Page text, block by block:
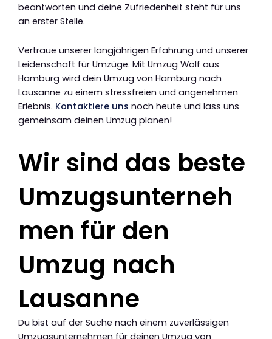
beantworten und deine Zufriedenheit steht für uns
an erster Stelle.
Vertraue unserer langjährigen Erfahrung und unserer
Leidenschaft für Umzüge. Mit Umzug Wolf aus
Hamburg wird dein Umzug von Hamburg nach
Lausanne zu einem stressfreien und angenehmen
Erlebnis. Kontaktiere uns noch heute und lass uns
gemeinsam deinen Umzug planen!
Wir sind das beste
Umzugsunterneh
men für den
Umzug nach
Lausanne
Du bist auf der Suche nach einem zuverlässigen